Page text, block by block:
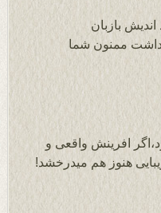
بازبان
ممنون شما
افرینش واقعی و
هنوز هم میدرخشد!